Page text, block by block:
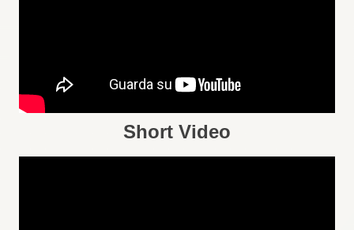
Short Video